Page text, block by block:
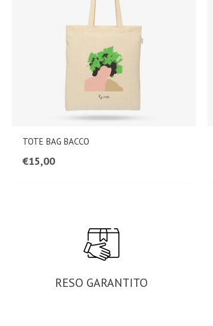
TOTE BAG BACCO
€15,00
RESO GARANTITO